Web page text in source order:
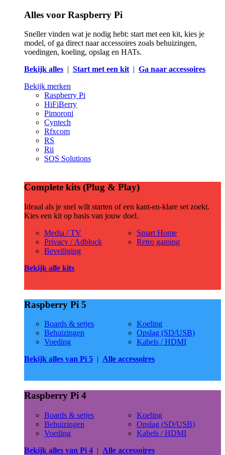
Alles voor Raspberry Pi
Sneller vinden wat je nodig hebt: start met een kit, kies je
model, of ga direct naar accessoires zoals behuizingen,
voedingen, koeling, opslag en HATs.
Bekijk alles | Start met een kit| Ga naar accessoires
Bekijk merken
Raspberry Pi
HiFiBerry
Pimoroni
Cyntech
Rfxcom
RS
Rii
SOS Solutions
Complete kits (Plug & Play)
Ideaal als je snel wilt starten of een kant-en-klare set zoekt.
Kies een kit op basis van jouw doel.
Media / TV
Privacy / Adblock
Beveiliging
Smart Home
Retro gaming
Bekijk alle kits
Raspberry Pi 5
Boards & setjes
Behuizingen
Voeding
Koeling
Opslag (SD/USB)
Kabels / HDMI
Bekijk alles van Pi 5 | Alle accessoires
Raspberry Pi 4
Boards & setjes
Behuizingen
Voeding
Koeling
Opslag (SD/USB)
Kabels / HDMI
Bekijk alles van Pi 4 | Alle accessoires